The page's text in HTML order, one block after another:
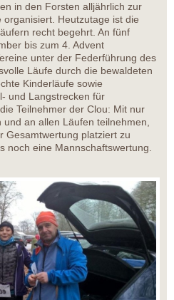
in den Forsten alljährlich zur
Heutzutage ist die
recht begehrt. An fünf
bis zum 4. Advent
unter der Federführung des
Läufe durch die bewaldeten
Kinderläufe sowie
und Langstrecken für
Teilnehmer der Clou: Mit nur
an allen Läufen teilnehmen,
Gesamtwertung platziert zu
noch eine Mannschaftswertung.